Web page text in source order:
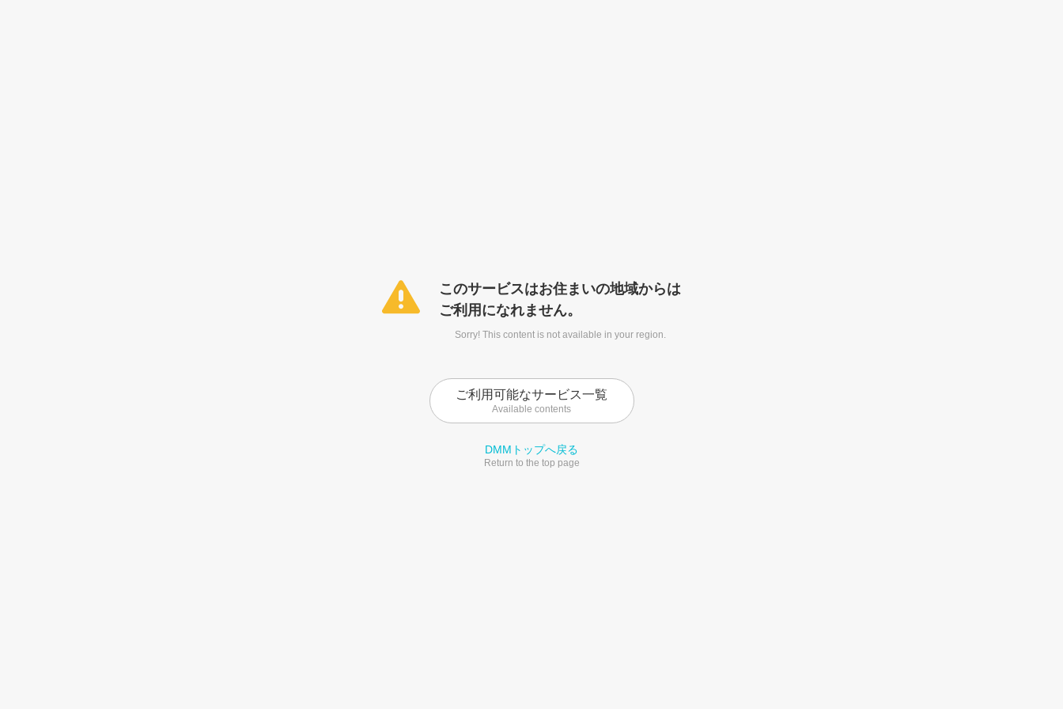
このサービスはお住まいの地域からは
ご利用になれません。
Sorry! This content is not available in your region.
ご利用可能なサービス一覧
Available contents
DMMトップへ戻る
Return to the top page